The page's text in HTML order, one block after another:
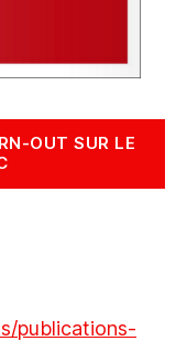
OUT SUR LE
publications-